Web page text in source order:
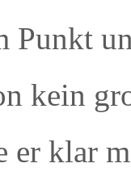
Punkt
kein
er klar